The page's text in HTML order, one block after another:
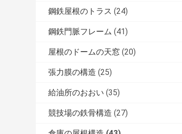
鋼鉄屋根のトラス (24)
鋼鉄門脈フレーム (41)
屋根のドームの天窓 (20)
張力膜の構造 (25)
給油所のおおい (35)
競技場の鉄骨構造 (27)